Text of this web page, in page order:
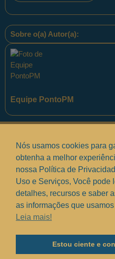
Sobre o(a) Autor(a):
Equipe PontoPM
Termos de
Solucionando
Copyright © 2017 - 2025 —
Nós usamos cookies para
obtenha a melhor
nossa Política de
Uso e Serviços, Você pode
detalhes, recursos e saber
as informações que
Leia mais!
Estou ciente e